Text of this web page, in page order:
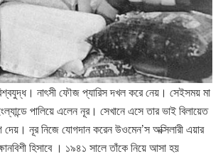
নাৎসী ফৌজ প্যারিস দখল করে নেয়। সেইসময় মা
পালিয়ে এলেন নূর। সেখানে এসে তার ভাই বিলায়েত
নূর নিজে যোগদান করেন উওমেন’স অক্সিলারী এয়ার
হিসাবে । ১৯৪১ সালে তাঁকে নিয়ে আসা হয়